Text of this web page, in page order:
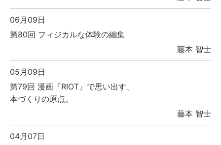
06月09日
第80回 フィジカルな体験の編集
藤本 智士
05月09日
第79回 漫画『RIOT』で思い出す、
本づくりの原点。
藤本 智士
04月07日